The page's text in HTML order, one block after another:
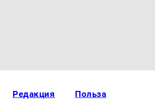
Редакция Польза